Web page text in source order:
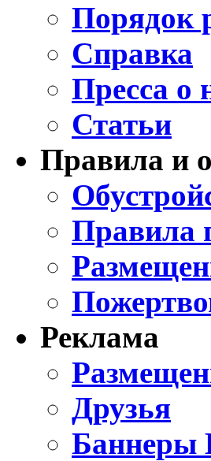
Порядок
Справка
Пресса о
Статьи
Правила и
Правила
Реклама
Друзья
Баннеры